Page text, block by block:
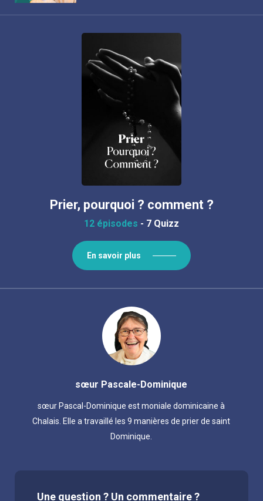
Prier, pourquoi ? comment ?
12 épisodes - 7 Quizz
En savoir plus
sœur Pascale-Dominique
sœur Pascal-Dominique est moniale dominicaine à
Chalais. Elle a travaillé les 9 manières de prier de saint
Dominique.
Une question ? Un commentaire ?